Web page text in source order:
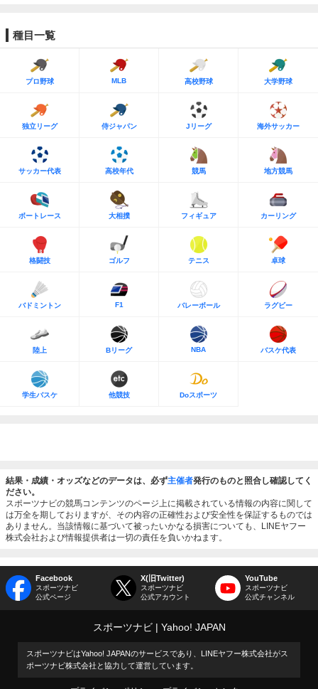
種目一覧
プロ野球 MLB 高校野球 大学野球
独立リーグ 侍ジャパン Jリーグ 海外サッカー
サッカー代表 高校年代 競馬 地方競馬
ボートレース 大相撲 フィギュア カーリング
格闘技 ゴルフ テニス 卓球
バドミントン F1 バレーボール ラグビー
陸上 Bリーグ NBA バスケ代表
学生バスケ 他競技 Doスポーツ
結果・成績・オッズなどのデータは、必ず主催者発行のものと照合し確認してく
ださい。
スポーツナビの競馬コンテンツのページ上に掲載されている情報の内容に関して
は万全を期しておりますが、その内容の正確性および安全性を保証するものでは
ありません。当該情報に基づいて被ったいかなる損害についても、LINEヤフー
株式会社および情報提供者は一切の責任を負いかねます。
Facebook
スポーツナビ
公式ページ
X(旧Twitter)
スポーツナビ
公式アカウント
YouTube
スポーツナビ
公式チャンネル
スポーツナビ Yahoo! JAPAN
スポーツナビはYahoo! JAPANのサービスであり、LINEヤフー株式会社がス
ポーツナビ株式会社と協力して運営しています。